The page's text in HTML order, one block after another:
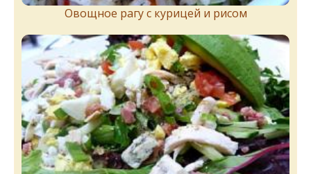
Овощное рагу с курицей и рисом